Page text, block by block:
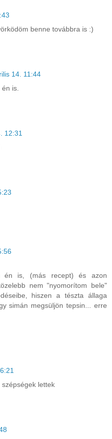
benne továbbra is :)
14. 11:44
is.
12:31
én is, (más recept) és azon
nem "nyomorítom bele"
hiszen a tészta állaga
simán megsüljön tepsin... erre
lettek